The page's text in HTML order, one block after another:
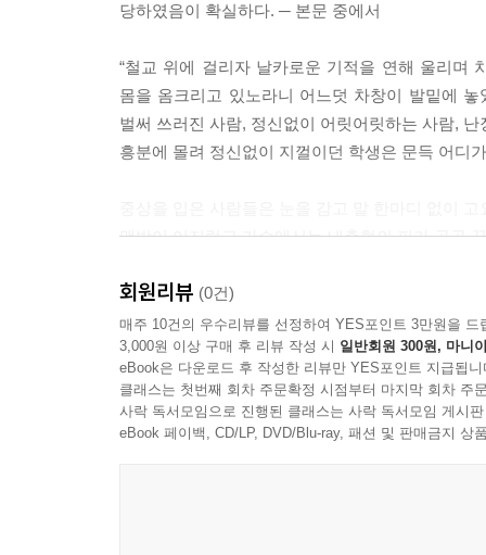
당하였음이 확실하다. ─ 본문 중에서
“철교 위에 걸리자 날카로운 기적을 연해 울리며
몸을 옴크리고 있노라니 어느덧 차창이 발밑에
벌써 쓰러진 사람, 정신없이 어릿어릿하는 사람, 난
흥분에 몰려 정신없이 지껄이던 학생은 문득 어디
맥박이 어지럽고 가슴에서는 내출혈의 피가 골골
회원리뷰 (0건)
매주 10건의 우수리뷰를 선정하여 YES포인트 3만원을 드
3,000원 이상 구매 후 리뷰 작성 시 일반회원 300원, 마니
eBook은 다운로드 후 작성한 리뷰만 YES포인트 지급됩니
클래스는 첫번째 회차 주문확정 시점부터 마지막 회차 주
사락 독서모임으로 진행된 클래스는 사락 독서모임 게시
eBook 페이백, CD/LP, DVD/Blu-ray, 패션 및 판매금지 상